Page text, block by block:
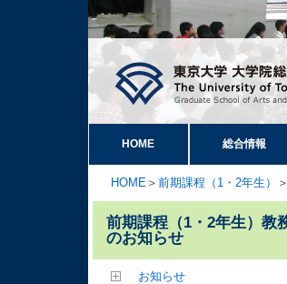
HOME 総合情報
HOME ＞ 前期課程（1・2年生） ＞
前期課程（1・2年生）教
のお知らせ
お知らせ